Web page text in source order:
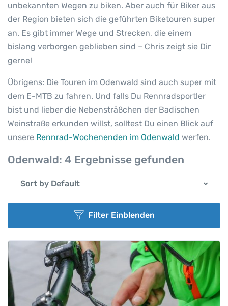
unbekannten Wegen zu biken. Aber auch für Biker aus
der Region bieten sich die geführten Biketouren super
an. Es gibt immer Wege und Strecken, die einem
bislang verborgen geblieben sind – Chris zeigt sie Dir
gerne!
Übrigens: Die Touren im Odenwald sind auch super mit
dem E-MTB zu fahren. Und falls Du Rennradsportler
bist und lieber die Nebensträßchen der Badischen
Weinstraße erkunden willst, solltest Du einen Blick auf
unsere Rennrad-Wochenenden im Odenwald werfen.
Odenwald: 4 Ergebnisse gefunden
Sort by Default
Filter Einblenden